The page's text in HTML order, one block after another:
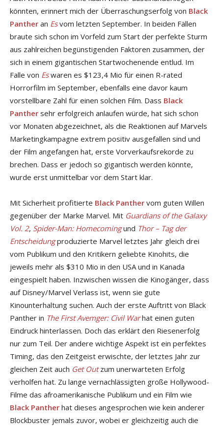
könnten, erinnert mich der Überraschungserfolg von Black
Panther an Esvom letzten September. In beiden Fällen
braute sich schon im Vorfeld zum Start der perfekte Sturm
aus zahlreichen begünstigenden Faktoren zusammen, der
sich in einem gigantischen Startwochenende entlud. Im
Falle von Eswaren es $123,4 Mio für einen R-rated
Horrorfilm im September, ebenfalls eine davor kaum
vorstellbare Zahl für einen solchen Film. Dass Black
Panther sehr erfolgreich anlaufen würde, hat sich schon
vor Monaten abgezeichnet, als die Reaktionen auf Marvels
Marketingkampagne extrem positiv ausgefallen sind und
der Film angefangen hat, erste Vorverkaufsrekorde zu
brechen. Dass er jedoch so gigantisch werden könnte,
wurde erst unmittelbar vor dem Start klar.
Mit Sicherheit profitierte Black Panther vom guten Willen
gegenüber der Marke Marvel. Mit Guardians of the Galaxy
Vol. 2, Spider-Man: Homecomingund Thor – Tag der
Entscheidungproduzierte Marvel letztes Jahr gleich drei
vom Publikum und den Kritikern geliebte Kinohits, die
jeweils mehr als $310 Mio in den USA und in Kanada
eingespielt haben. Inzwischen wissen die Kinogänger, dass
auf Disney/Marvel Verlass ist, wenn sie gute
Kinounterhaltung suchen. Auch der erste Auftritt von Black
Panther in The First Avemger: Civil Warhat einen guten
Eindruck hinterlassen. Doch das erklärt den Riesenerfolg
nur zum Teil. Der andere wichtige Aspekt ist ein perfektes
Timing, das den Zeitgeist erwischte, der letztes Jahr zur
gleichen Zeit auch Get Outzum unerwarteten Erfolg
verholfen hat. Zu lange vernachlässigten große Hollywood-
Filme das afroamerikanische Publikum und ein Film wie
Black Panther hat dieses angesprochen wie kein anderer
Blockbuster jemals zuvor, wobei er gleichzeitig auch die